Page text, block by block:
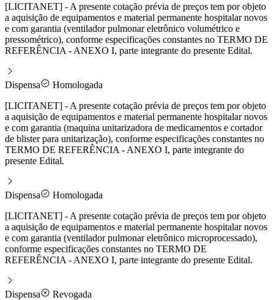
[LICITANET] - A presente cotação prévia de preços tem por objeto
a aquisição de equipamentos e material permanente hospitalar novos
e com garantia (ventilador pulmonar eletrônico volumétrico e
pressométrico), conforme especificações constantes no TERMO DE
REFERÊNCIA - ANEXO I, parte integrante do presente Edital.
Dispensa
Homologada
[LICITANET] - A presente cotação prévia de preços tem por objeto
a aquisição de equipamentos e material permanente hospitalar novos
e com garantia (maquina unitarizadora de medicamentos e cortador
de blister para unitarização), conforme especificações constantes no
TERMO DE REFERÊNCIA - ANEXO I, parte integrante do
presente Edital.
Dispensa
Homologada
[LICITANET] - A presente cotação prévia de preços tem por objeto
a aquisição de equipamentos e material permanente hospitalar novos
e com garantia (ventilador pulmonar eletrônico microprocessado),
conforme especificações constantes no TERMO DE
REFERÊNCIA - ANEXO I, parte integrante do presente Edital.
Dispensa
Revogada